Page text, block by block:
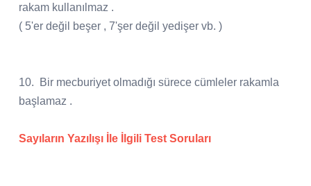
rakam kullanılmaz .
( 5'er değil beşer , 7'şer değil yedişer vb. )
10. Bir mecburiyet olmadığı sürece cümleler rakamla
başlamaz .
Sayıların Yazılışı İle İlgili Test Soruları